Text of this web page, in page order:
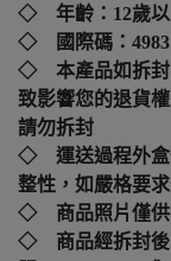
◇ 年齡：12歲以
◇ 國際碼：
◇ 本產品如拆封
致影響您的退貨
請勿拆封
◇ 運送過程外盒
整性，如嚴格要
◇ 商品照片僅供
◇ 商品經拆封後